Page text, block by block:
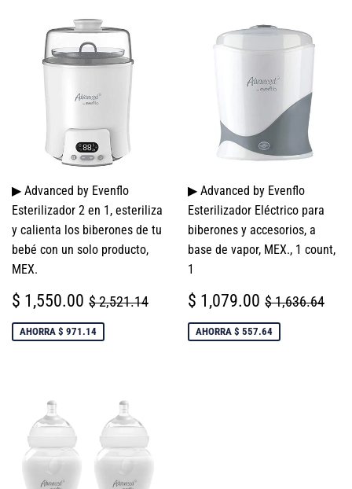
▶ Advanced by Evenflo
Esterilizador 2 en 1, esteriliza
y calienta los biberones de tu
bebé con un solo producto,
MEX.
PRECIO
DE
VENTA
$ 1,550.00 $
1,550.00
PRECIO HABITUAL
$ 2,521.14 $ 2,521.14
AHORRA $ 971.14
▶ Advanced by Evenflo
Esterilizador Eléctrico para
biberones y accesorios, a
base de vapor, MEX., 1 count,
1
PRECIO
DE
VENTA
$ 1,079.00 $
1,079.00
PRECIO
$ 1,636.64
AHORRA $ 557.64